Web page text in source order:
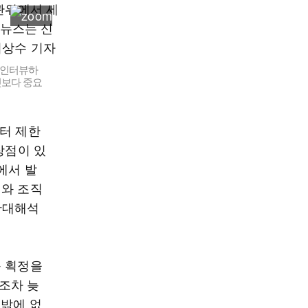
터뷰하
다 중요
제한
점이 있
서 발
조직
해석
획정을
차 늦
에 없